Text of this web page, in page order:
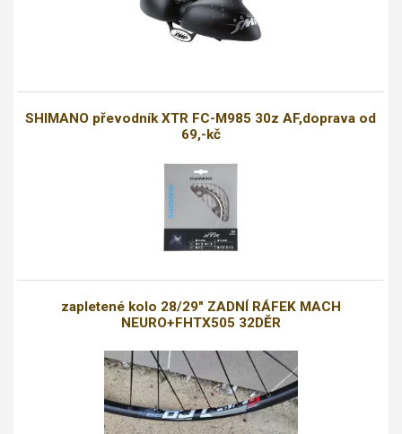
SHIMANO převodník XTR FC-M985 30z AF,doprava od
69,-kč
zapletené kolo 28/29" ZADNÍ RÁFEK MACH
NEURO+FHTX505 32DĚR